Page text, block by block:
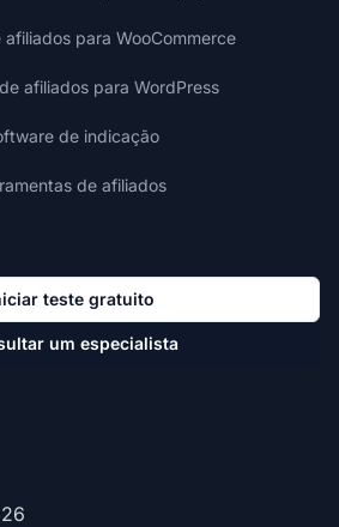
para WooCommerce
afiliados para WordPress
de indicação
de afiliados
teste gratuito
um especialista